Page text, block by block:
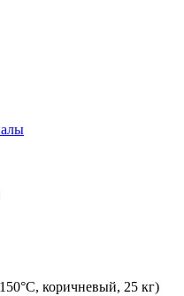
коричневый, 25 кг)